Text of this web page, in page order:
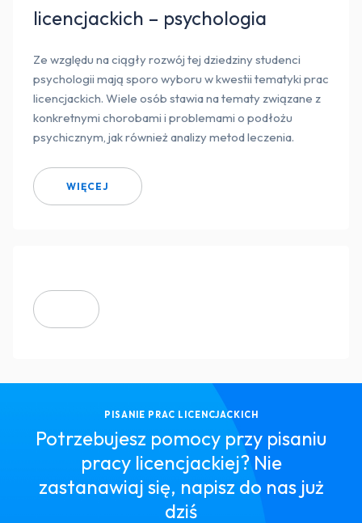
licencjackich – psychologia
Ze względu na ciągły rozwój tej dziedziny studenci
psychologii mają sporo wyboru w kwestii tematyki prac
licencjackich. Wiele osób stawia na tematy związane z
konkretnymi chorobami i problemami o podłożu
psychicznym, jak również analizy metod leczenia.
WIĘCEJ
PISANIE PRAC LICENCJACKICH
Potrzebujesz pomocy przy pisaniu
pracy licencjackiej? Nie
zastanawiaj się, napisz do nas już
dziś